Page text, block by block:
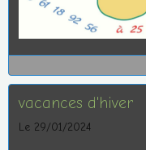
vacances d'hiver
Le 29/01/2024